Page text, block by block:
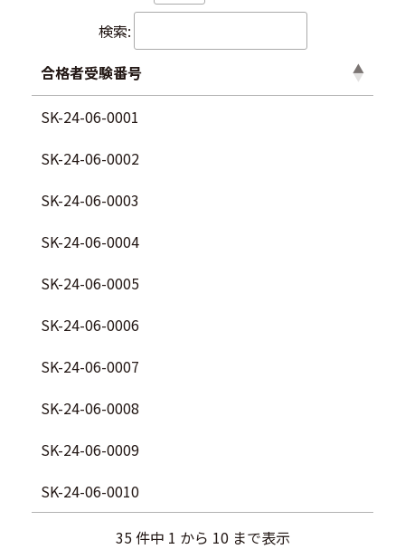
検索:
合格者受験番号
SK-24-06-0001
SK-24-06-0002
SK-24-06-0003
SK-24-06-0004
SK-24-06-0005
SK-24-06-0006
SK-24-06-0007
SK-24-06-0008
SK-24-06-0009
SK-24-06-0010
35 件中 1 から 10 まで表示